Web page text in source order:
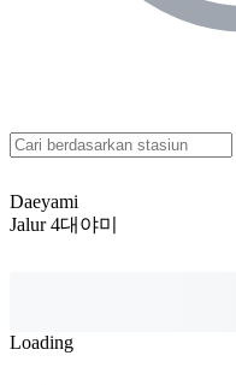
Daeyami
Jalur 4대야미
Loading